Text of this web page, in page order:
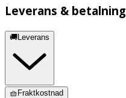
Leverans & betalning
🚚Leverans
🧺Fraktkostnad